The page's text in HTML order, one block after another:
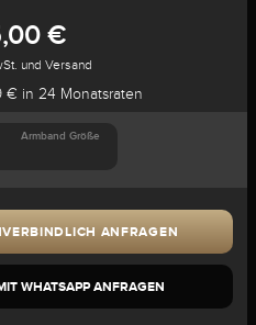
€
und Versand
€ in 24 Monatsraten
Armband Größe
ANFRAGEN
WHATSAPP ANFRAGEN